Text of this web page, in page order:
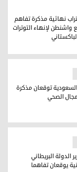
نهائية مذكرة تفاهم
مع واشنطن لإنهاء التوترات
في المجال الصحي
توقعان مذكرة
الصحي
الدولة البريطاني
يوقعان تفاهما